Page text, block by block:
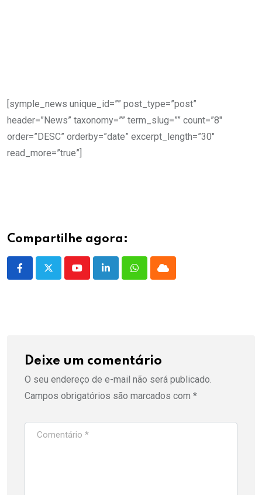
[symple_news unique_id=”” post_type=”post”
header=”News” taxonomy=”” term_slug=”” count=”8″
order=”DESC” orderby=”date” excerpt_length=”30″
read_more=”true”]
Compartilhe agora:
YoutubeLinkedInWhatsappCloud
Deixe um comentário
O seu endereço de e-mail não será publicado.
Campos obrigatórios são marcados com *